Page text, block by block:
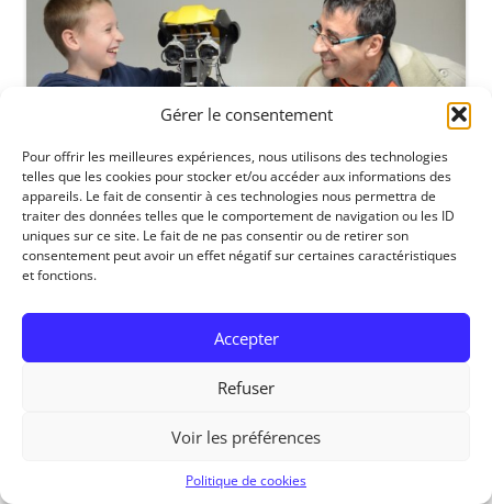
Gérer le consentement
Pour offrir les meilleures expériences, nous utilisons des technologies
telles que les cookies pour stocker et/ou accéder aux informations des
appareils. Le fait de consentir à ces technologies nous permettra de
traiter des données telles que le comportement de navigation ou les ID
uniques sur ce site. Le fait de ne pas consentir ou de retirer son
consentement peut avoir un effet négatif sur certaines caractéristiques
et fonctions.
Accepter
Refuser
Voir les préférences
Politique de cookies
RedOhm, 2014